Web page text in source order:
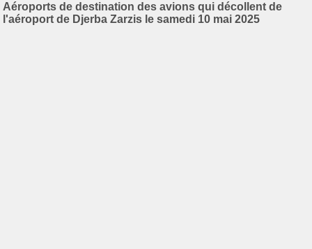
Aéroports de destination des avions qui décollent de
l'aéroport de Djerba Zarzis le samedi 10 mai 2025